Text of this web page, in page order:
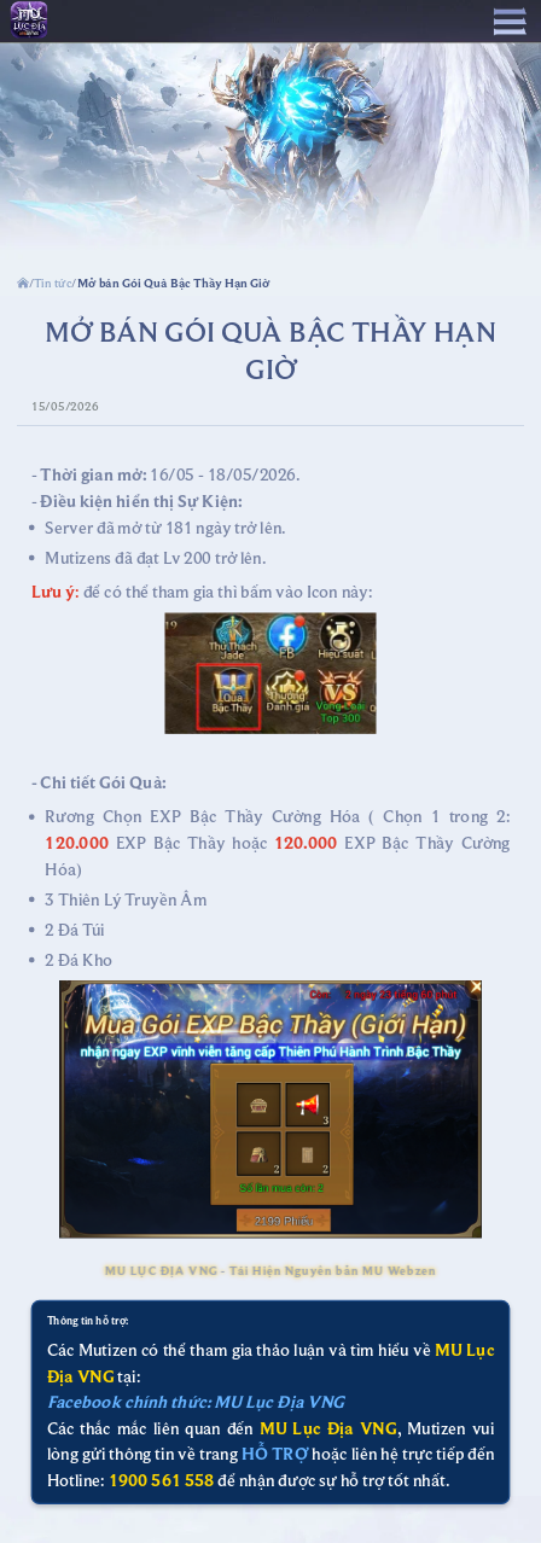
/Tin tức/Mở bán Gói Quà Bậc Thầy Hạn Giờ
MỞ BÁN GÓI QUÀ BẬC THẦY HẠN
GIỜ
15/05/2026
-Thời gian mở: 16/05 - 18/05/2026.
-Điều kiện hiển thị Sự Kiện:
Server đã mở từ 181 ngày trở lên.
Mutizens đã đạt Lv 200 trở lên.
Lưu ý: để có thể tham gia thì bấm vào Icon này:
- Chi tiết Gói Quà:
Rương Chọn EXP Bậc Thầy Cường Hóa ( Chọn 1 trong 2:
120.000EXP Bậc Thầy hoặc 120.000 EXP Bậc Thầy Cường
Hóa)
3 Thiên Lý Truyền Âm
2 Đá Túi
2 Đá Kho
MU LỤC ĐỊA VNG - Tái Hiện Nguyên bản MU Webzen
Thông tin hỗ trợ:
Các Mutizen có thể tham gia thảo luận và tìm hiểu về MU Lục
Địa VNGtại:
Facebook chính thức: MU Lục Địa VNG
Các thắc mắc liên quan đến MU Lục Địa VNG, Mutizen vui
lòng gửi thông tin về trang HỖ TRỢhoặc liên hệ trực tiếp đến
Hotline: 1900 561 558để nhận được sự hỗ trợ tốt nhất.